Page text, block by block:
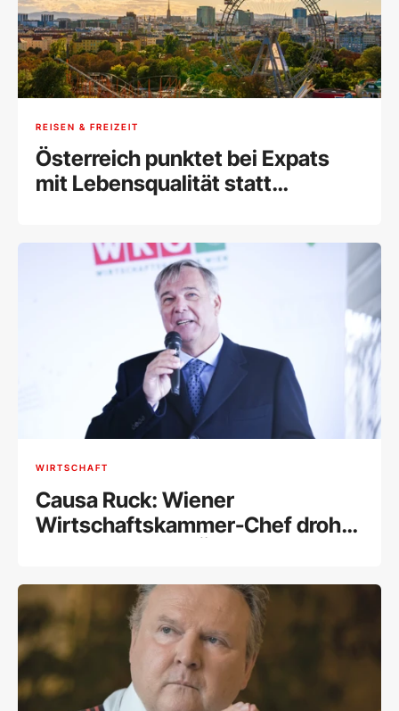
REISEN & FREIZEIT
Österreich punktet bei Expats
mit Lebensqualität statt
WIRTSCHAFT
Causa Ruck: Wiener
Wirtschaftskammer-Chef droht